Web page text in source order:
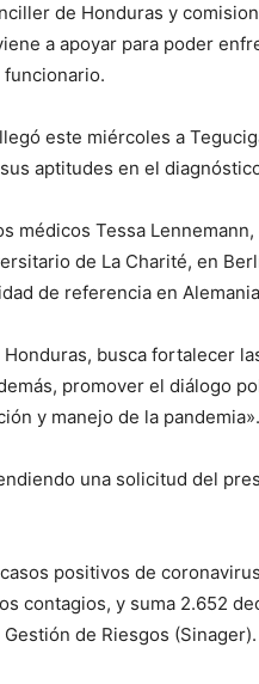
de Honduras y
a apoyar para poder
funcionario.
este miércoles a
aptitudes en el
médicos Tessa Lennemann,
de La Charité, en
de referencia en
busca fortalecer
promover el diálogo
y manejo de la pandemia».
una solicitud del
positivos de
contagios, y suma 2.652
de Riesgos (Sinager).